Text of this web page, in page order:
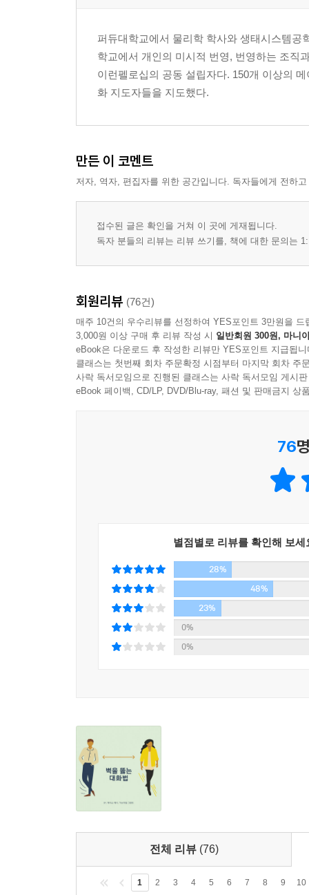
퍼듀대학교에서 물리학 학사와 생태시스템
학교에서 개인의 미시적 번영, 번영하는 조직
이런펠로십의 공동 설립자다. 150개 이상의
화 지도자들을 지도했다.
만든 이 코멘트
저자, 역자, 편집자를 위한 공간입니다. 독자들에게 전하
접수된 글은 확인을 거쳐 이 곳에 게재됩니다.
독자 분들의 리뷰는 리뷰 쓰기를, 책에 대한 문의는
회원리뷰 (76건)
매주 10건의 우수리뷰를 선정하여 YES포인트 3만원을 드
3,000원 이상 구매 후 리뷰 작성 시 일반회원 300원, 마니
eBook은 다운로드 후 작성한 리뷰만 YES포인트 지급됩니
클래스는 첫번째 회차 주문확정 시점부터 마지막 회차 주
사락 독서모임으로 진행된 클래스는 사락 독서모임 게시
eBook 페이백, CD/LP, DVD/Blu-ray, 패션 및 판매금지 상
76
별점별로 리뷰를 확인해 보세
28%
48%
23%
0%
0%
전체 리뷰 (76)
1 2 3 4 5 6 7 8 9 10